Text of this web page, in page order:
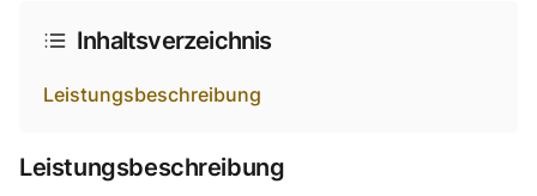
Inhaltsverzeichnis
Leistungsbeschreibung
Leistungsbeschreibung